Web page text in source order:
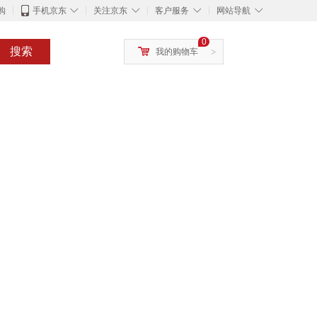
◇
手机京东 ◇
关注京东 ◇
客户服务 ◇
网站导航
搜索 >
0
我的购物车